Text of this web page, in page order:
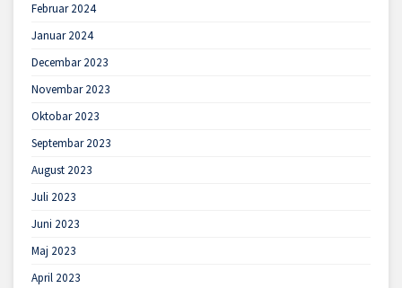
Februar 2024
Januar 2024
Decembar 2023
Novembar 2023
Oktobar 2023
Septembar 2023
August 2023
Juli 2023
Juni 2023
Maj 2023
April 2023